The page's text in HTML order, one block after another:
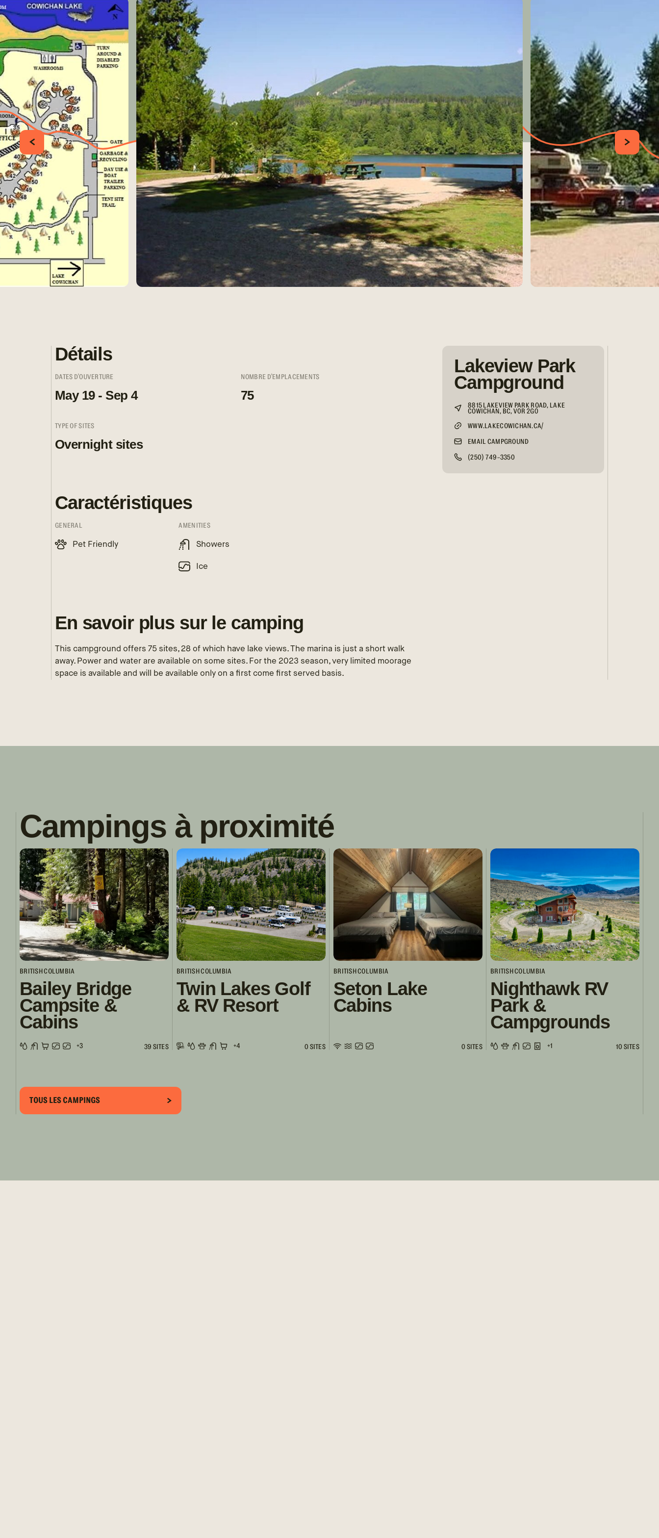
PRÉCÉDENT SUIVANT
Détails
DATES D'OUVERTURE
May 19 - Sep 4
NOMBRE D'EMPLACEMENTS
75
TYPE OF SITES
Overnight sites
Caractéristiques
GENERAL
Pet Friendly
AMENITIES
Showers
Ice
En savoir plus sur le camping
This campground offers 75 sites, 28 of which have lake views. The marina is just a short walk
away. Power and water are available on some sites. For the 2023 season, very limited moorage
space is available and will be available only on a first come first served basis.
Lakeview Park
Campground
8815 LAKEVIEW PARK ROAD, LAKE
COWICHAN, BC, V0R 2G0
WWW.LAKECOWICHAN.CA/
EMAIL CAMPGROUND
(250) 749-3350
Campings à proximité
BRITISH COLUMBIA
Bailey Bridge
Campsite &
Cabins
+3 39 SITES
BRITISH COLUMBIA
Twin Lakes Golf
& RV Resort
+4 0 SITES
BRITISH COLUMBIA
Seton Lake
Cabins
0 SITES
BRITISH COLUMBIA
Nighthawk RV
Park &
Campgrounds
+1 10 SITES
TOUS LES CAMPINGS